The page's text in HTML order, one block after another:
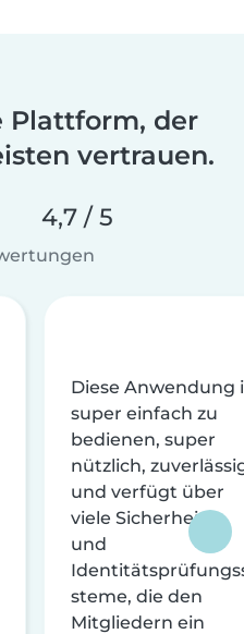
Plattform, der
vertrauen.
4,7 / 5
Diese Anwendung
super einfach zu
bedienen, super
nützlich,
und verfügt über
viele Sicherheits-
und
steme, die den
Mitgliedern ein